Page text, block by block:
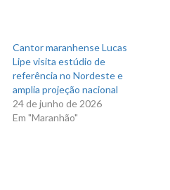
Cantor maranhense Lucas
Lipe visita estúdio de
referência no Nordeste e
amplia projeção nacional
24 de junho de 2026
Em "Maranhão"